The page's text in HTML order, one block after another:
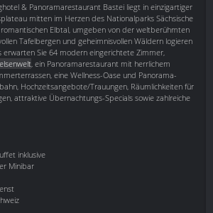
& Panoramarestaurant Bastei liegt in einzigartiger
mitten im Herzen des Nationalparks Sächsische
Elbtal, umgeben von der weltberühmten
Tafelbergen und geheimnisvollen Wäldern logieren
erwarten Sie 64 modern eingerichtete Zimmer,
, ein Panoramarestaurant mit herrlichem
eine Wellness-Oase und Panorama-
Hochzeitsangebote/Trauungen, Räumlichkeiten für
attraktive Übernachtungs-Specials sowie zahlreiche
inklusive
Minibar